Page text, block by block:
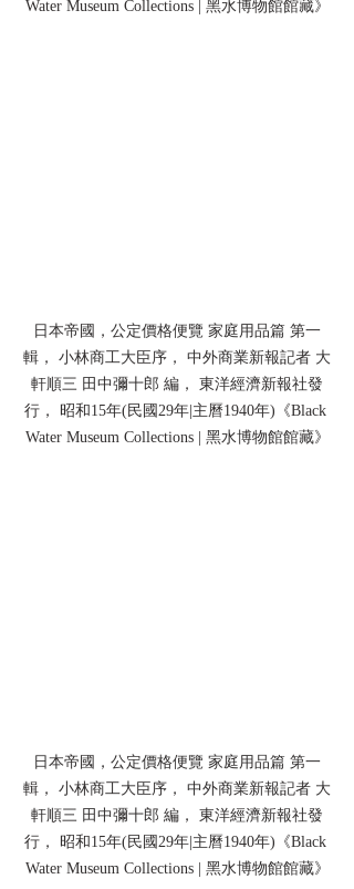
Water Museum Collections | 黑水博物館館藏》
日本帝國，公定價格便覽 家庭用品篇 第一
輯， 小林商工大臣序， 中外商業新報記者 大
軒順三 田中彌十郎 編， 東洋經濟新報社發
行， 昭和15年(民國29年|主曆1940年)《Black
Water Museum Collections | 黑水博物館館藏》
日本帝國，公定價格便覽 家庭用品篇 第一
輯， 小林商工大臣序， 中外商業新報記者 大
軒順三 田中彌十郎 編， 東洋經濟新報社發
行， 昭和15年(民國29年|主曆1940年)《Black
Water Museum Collections | 黑水博物館館藏》